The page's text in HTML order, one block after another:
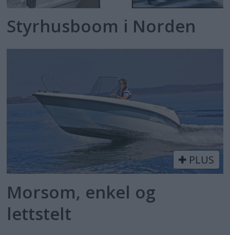
Styrhusboom i Norden
PLUS
Morsom, enkel og
lettstelt